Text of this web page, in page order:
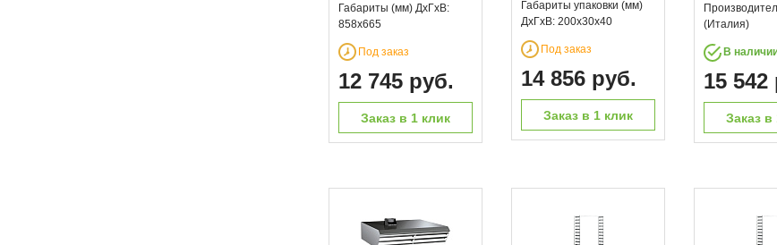
Габариты (мм) ДхГхВ:
858х665
Под заказ
12 745 руб.
Заказ в 1 клик
Габариты упаковки (мм)
ДхГхВ: 200x30x40
Под заказ
14 856 руб.
Заказ в 1 клик
(Италия)
В
15 542
Заказ в